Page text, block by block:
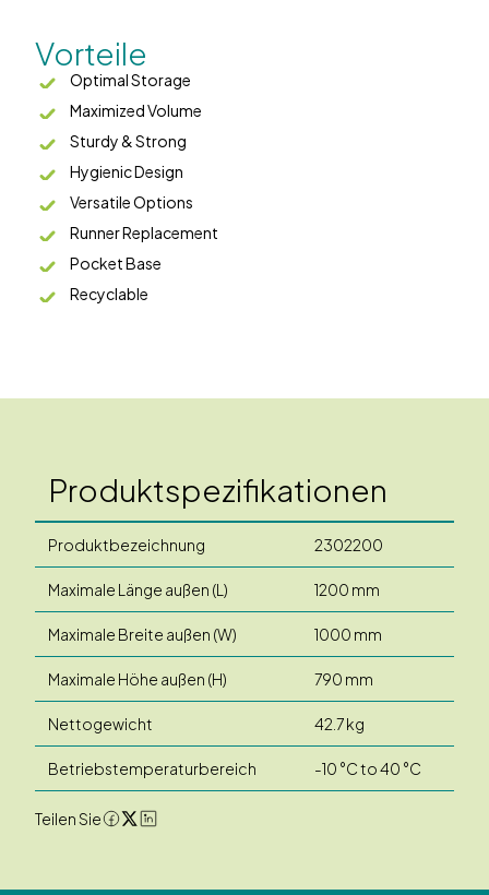
Vorteile
Optimal Storage
Maximized Volume
Sturdy & Strong
Hygienic Design
Versatile Options
Runner Replacement
Pocket Base
Recyclable
Produktspezifikationen
Produktbezeichnung 2302200
Maximale Länge außen (L) 1200 mm
Maximale Breite außen (W) 1000 mm
Maximale Höhe außen (H) 790 mm
Nettogewicht 42.7 kg
Betriebstemperaturbereich -10 °C to 40 °C
Teilen Sie